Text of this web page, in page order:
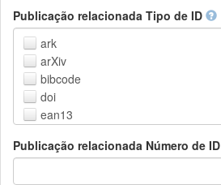
Publicação relacionada Tipo de ID
ark
arXiv
bibcode
doi
ean13
handle
Publicação relacionada Número de ID